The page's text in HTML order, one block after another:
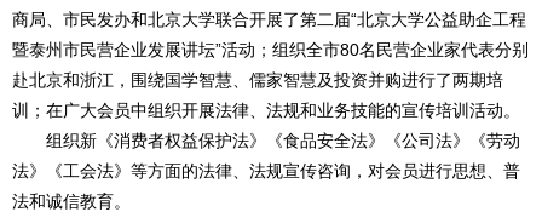
商局、市民发办和北京大学联合开展了第二届“北京大学公益助企工程
暨泰州市民营企业发展讲坛”活动；组织全市80名民营企业家代表分别
赴北京和浙江，围绕国学智慧、儒家智慧及投资并购进行了两期培
训；在广大会员中组织开展法律、法规和业务技能的宣传培训活动。
组织新《消费者权益保护法》《食品安全法》《公司法》《劳动
法》《工会法》等方面的法律、法规宣传咨询，对会员进行思想、普
法和诚信教育。